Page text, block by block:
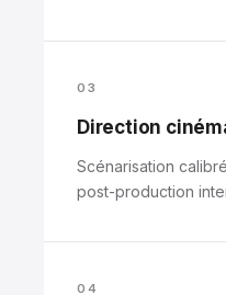
03
Direction
Scénarisation
post-production
04